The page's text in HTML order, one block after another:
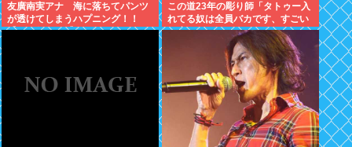
友廣南実アナ 海に落ちてパンツ
が透けてしまうハプニング！！
【GIF動画あり】
この道23年の彫り師「タトゥー入
れてる奴は全員バカです、すごい
民度低い」